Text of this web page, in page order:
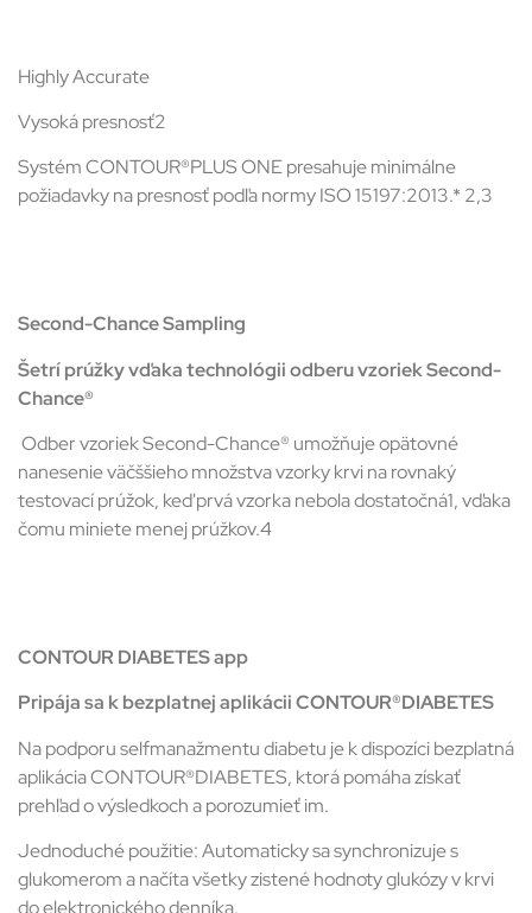
Highly Accurate
Vysoká presnosť2
Systém CONTOUR®PLUS ONE presahuje minimálne
požiadavky na presnosť podľa normy ISO 15197:2013.* 2,3
Second-Chance Sampling
Šetrí prúžky vďaka technológii odberu vzoriek Second-
Chance®
Odber vzoriek Second-Chance® umožňuje opätovné
nanesenie väčššieho množstva vzorky krvi na rovnaký
testovací prúžok, keď prvá vzorka nebola dostatočná1, vďaka
čomu miniete menej prúžkov.4
CONTOUR DIABETES app
Pripája sa k bezplatnej aplikácii CONTOUR®DIABETES
Na podporu selfmanažmentu diabetu je k dispozíci bezplatná
aplikácia CONTOUR®DIABETES, ktorá pomáha získať
prehľad o výsledkoch a porozumieť im.
Jednoduché použitie: Automaticky sa synchronizuje s
glukomerom a načíta všetky zistené hodnoty glukózy v krvi
do elektronického denníka.